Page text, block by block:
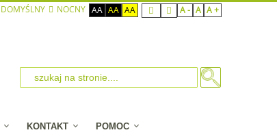
DOMYŚLNY NOCNY AA AA AA A - A A +
KONTAKT POMOC